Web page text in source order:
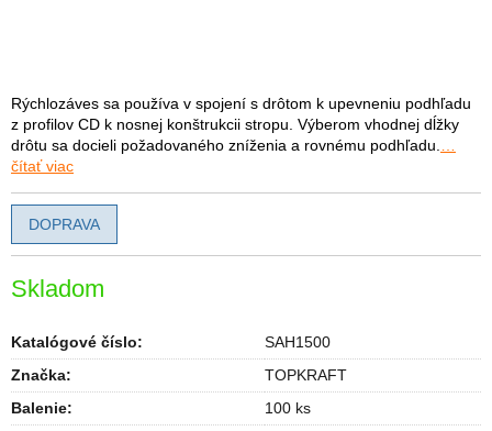
Skladom
Rýchlozáves sa používa v spojení s drôtom k upevneniu podhľadu
z profilov CD k nosnej konštrukcii stropu. Výberom vhodnej dĺžky
drôtu sa docieli požadovaného zníženia a rovnému podhľadu.
čítať viac
Katalógové číslo:
SAH1500
Značka:
TOPKRAFT
Balenie:
100 ks
DOPRAVA